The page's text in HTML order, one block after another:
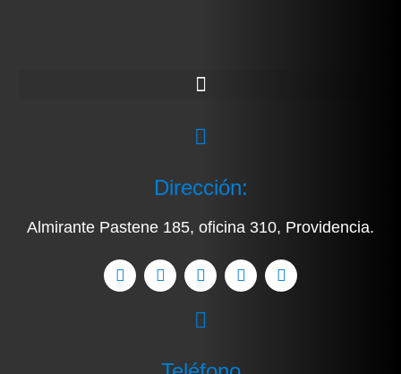
Dirección:
Almirante Pastene 185, oficina 310, Providencia.